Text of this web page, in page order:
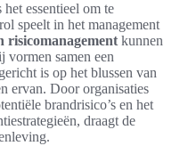
het essentieel om te
speelt in het management
risicomanagement kunnen
vormen samen een
is op het blussen van
ervan. Door organisaties
brandrisico’s en het
draagt de